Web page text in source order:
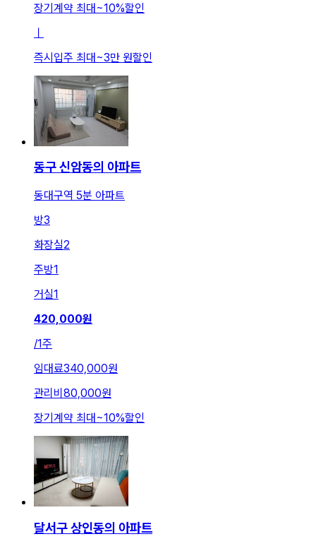
장기계약 최대~10%할인
ㅣ
즉시입주 최대~3만 원할인
동구 신암동의 아파트
동대구역 5분 아파트
방3
화장실2
주방1
거실1
420,000원
/1주
임대료340,000원
관리비 80,000원
장기계약 최대~10%할인
달서구 상인동의 아파트